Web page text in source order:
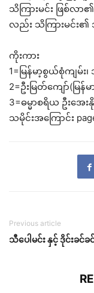
သိကြားမင်း ဖြစ်
လည်း သိကြားမင်း၏
ကိုးကား
1=မြန်မာ့စွယ်စုံကျမ်း
2=ဦးမြတ်ကျော်(မြ
3=ဓမ္မာစရိယ ဦးအေး
သမိုင်းအကြောင်း
Previous article
သီပေါမင်း နှင့် ဒိုင်းခင်ခ